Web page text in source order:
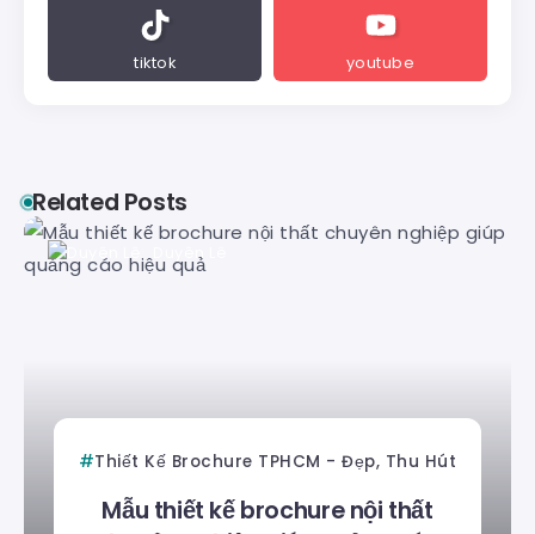
tiktok youtube
Related Posts
Duyên Lê
Thiết Kế Brochure TPHCM - Đẹp, Thu Hút
Mẫu thiết kế brochure nội thất